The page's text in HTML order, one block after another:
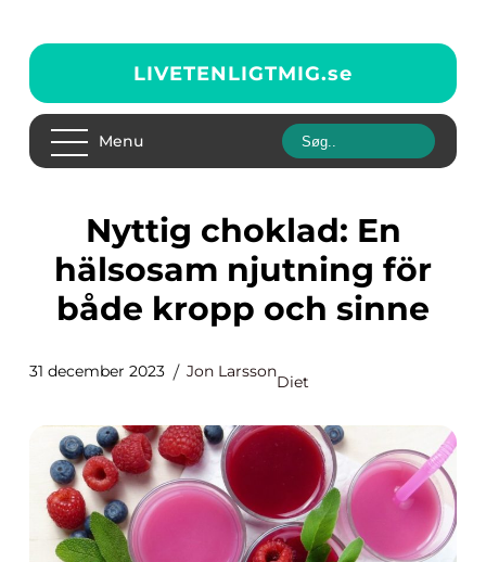
LIVETENLIGTMIG.se
Menu
Nyttig choklad: En
hälsosam njutning för
både kropp och sinne
31 december 2023 Jon Larsson
Diet